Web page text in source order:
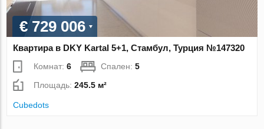
€ 729 006
Квартира в DKY Kartal 5+1, Стамбул, Турция №147320
Комнат:6 Спален:5
Площадь:245.5 м²
Cubedots